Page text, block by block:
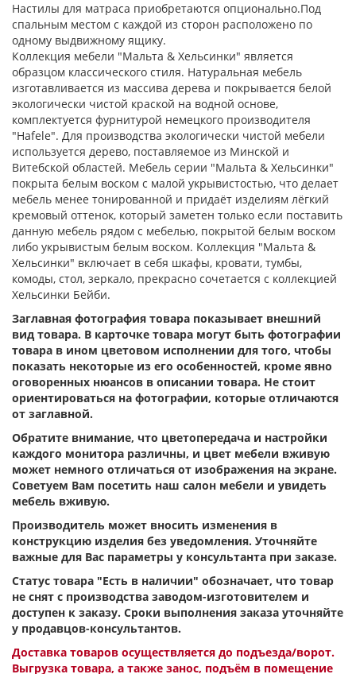
Настилы для матраса приобретаются опционально.Под
спальным местом с каждой из сторон расположено по
одному выдвижному ящику.
Коллекция мебели "Мальта & Хельсинки" является
образцом классического стиля. Натуральная мебель
изготавливается из массива дерева и покрывается белой
экологически чистой краской на водной основе,
комплектуется фурнитурой немецкого производителя
"Hafele". Для производства экологически чистой мебели
используется дерево, поставляемое из Минской и
Витебской областей. Мебель серии "Мальта & Хельсинки"
покрыта белым воском с малой укрывистостью, что делает
мебель менее тонированной и придаёт изделиям лёгкий
кремовый оттенок, который заметен только если поставить
данную мебель рядом с мебелью, покрытой белым воском
либо укрывистым белым воском. Коллекция "Мальта &
Хельсинки" включает в себя шкафы, кровати, тумбы,
комоды, стол, зеркало, прекрасно сочетается с коллекцией
Хельсинки Бейби.
Заглавная фотография товара показывает внешний
вид товара. В карточке товара могут быть фотографии
товара в ином цветовом исполнении для того, чтобы
показать некоторые из его особенностей, кроме явно
оговоренных нюансов в описании товара. Не стоит
ориентироваться на фотографии, которые отличаются
от заглавной.
Обратите внимание, что цветопередача и настройки
каждого монитора различны, и цвет мебели вживую
может немного отличаться от изображения на экране.
Советуем Вам посетить наш салон мебели и увидеть
мебель вживую.
Производитель может вносить изменения в
конструкцию изделия без уведомления. Уточняйте
важные для Вас параметры у консультанта при заказе.
Статус товара "Есть в наличии" обозначает, что товар
не снят с производства заводом-изготовителем и
доступен к заказу. Сроки выполнения заказа уточняйте
у продавцов-консультантов.
Доставка товаров осуществляется до подъезда/ворот.
Выгрузка товара, а также занос, подъём в помещение